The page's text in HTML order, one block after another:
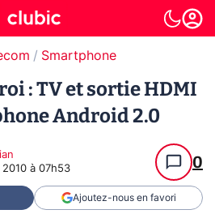
Smartphone
: TV et sortie HDMI
Android 2.0
2010 à 07h53 0
Ajoutez-nous en favori